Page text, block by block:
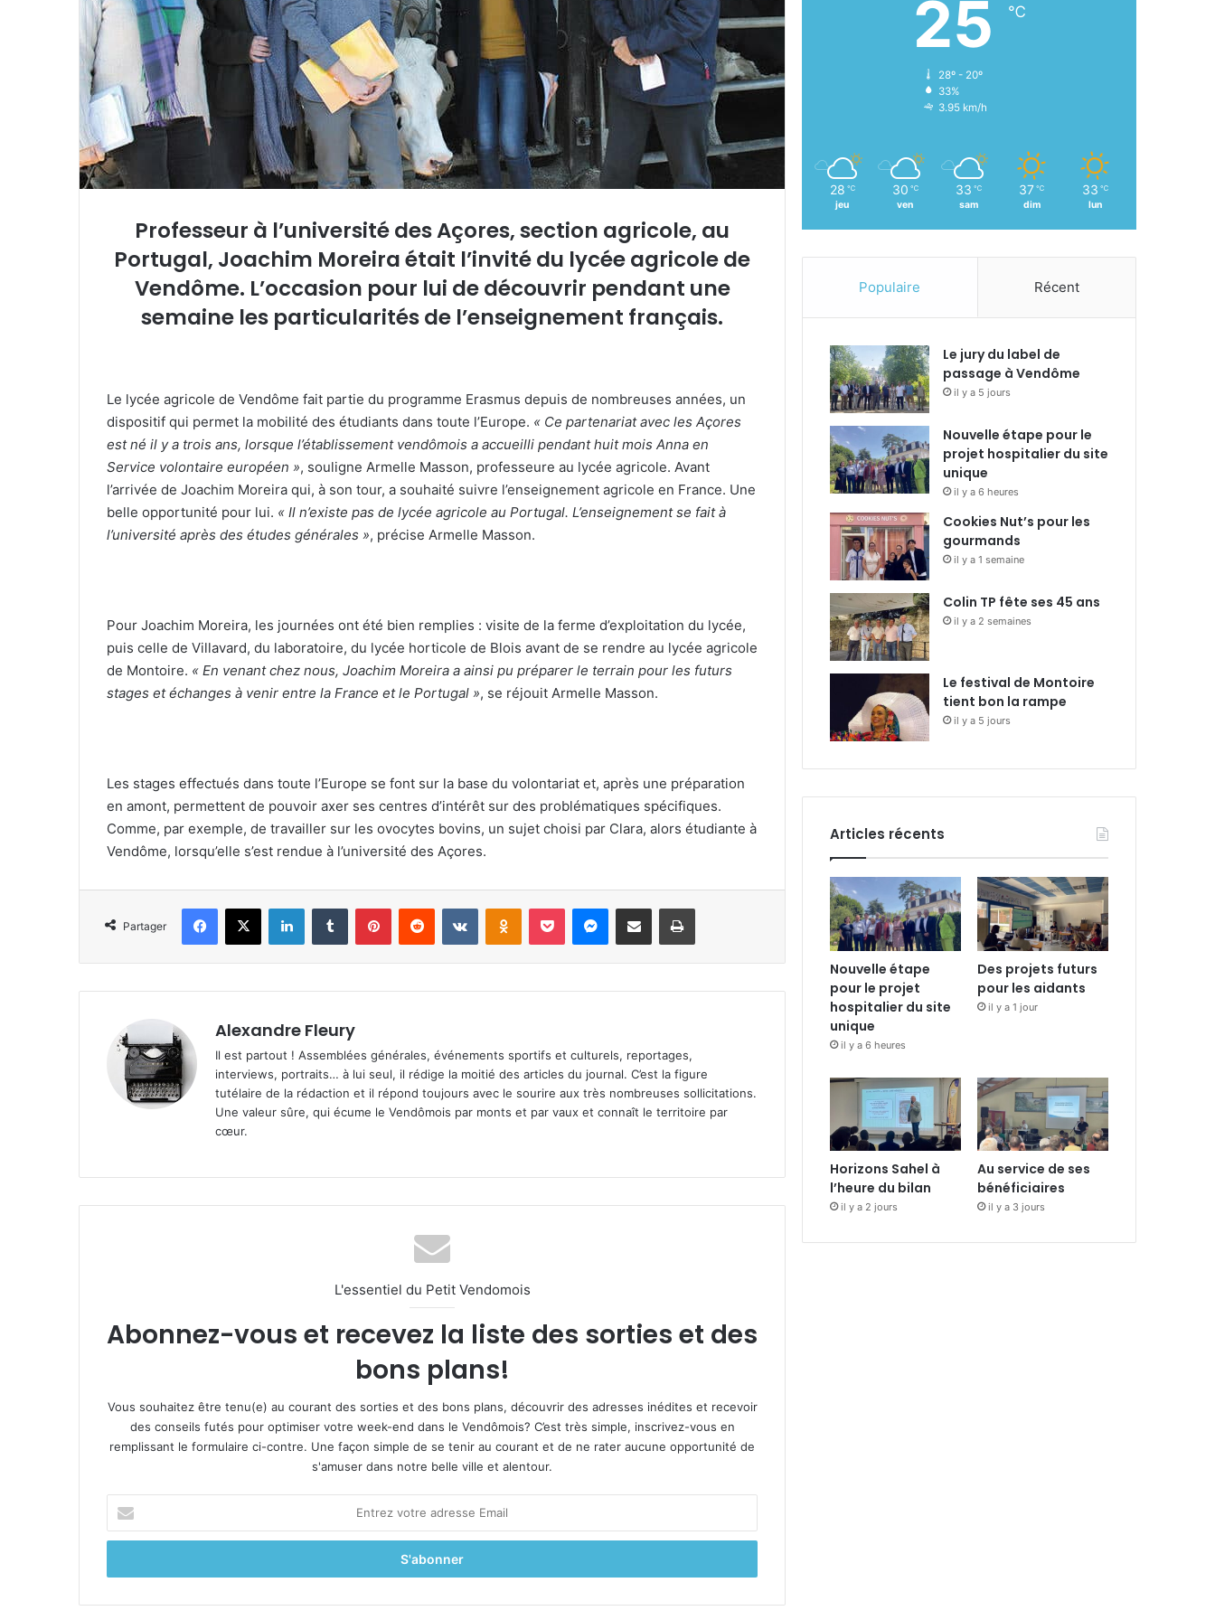
e
Professeur à l’université des Açores, section agricole, au
Portugal, Joachim Moreira était l’invité du lycée agricole de
Vendôme. L’occasion pour lui de découvrir pendant une
semaine les particularités de l’enseignement français.
Le lycée agricole de Vendôme fait partie du programme Erasmus depuis de nombreuses années, un
dispositif qui permet la mobilité des étudiants dans toute l’Europe. « Ce partenariat avec les Açores
est né il y a trois ans, lorsque l’établissement vendômois a accueilli pendant huit mois Anna en
Service volontaire européen », souligne Armelle Masson, professeure au lycée agricole. Avant
l’arrivée de Joachim Moreira qui, à son tour, a souhaité suivre l’enseignement agricole en France. Une
belle opportunité pour lui. « Il n’existe pas de lycée agricole au Portugal. L’enseignement se fait à
l’université après des études générales », précise Armelle Masson.
Pour Joachim Moreira, les journées ont été bien remplies : visite de la ferme d’exploitation du lycée,
puis celle de Villavard, du laboratoire, du lycée horticole de Blois avant de se rendre au lycée agricole
de Montoire. « En venant chez nous, Joachim Moreira a ainsi pu préparer le terrain pour les futurs
stages et échanges à venir entre la France et le Portugal », se réjouit Armelle Masson.
Les stages effectués dans toute l’Europe se font sur la base du volontariat et, après une préparation
en amont, permettent de pouvoir axer ses centres d’intérêt sur des problématiques spécifiques.
Comme, par exemple, de travailler sur les ovocytes bovins, un sujet choisi par Clara, alors étudiante à
Vendôme, lorsqu’elle s’est rendue à l’université des Açores.
Partager
Alexandre Fleury
Il est partout ! Assemblées générales, événements sportifs et culturels, reportages,
interviews, portraits… à lui seul, il rédige la moitié des articles du journal. C’est la figure
tutélaire de la rédaction et il répond toujours avec le sourire aux très nombreuses sollicitations.
Une valeur sûre, qui écume le Vendômois par monts et par vaux et connaît le territoire par
cœur.
L'essentiel du Petit Vendomois
Abonnez-vous et recevez la liste des sorties et des
bons plans!
Vous souhaitez être tenu(e) au courant des sorties et des bons plans, découvrir des adresses inédites et recevoir
des conseils futés pour optimiser votre week-end dans le Vendômois? C’est très simple, inscrivez-vous en
remplissant le formulaire ci-contre. Une façon simple de se tenir au courant et de ne rater aucune opportunité de
s'amuser dans notre belle ville et alentour.
t
e
25 ℃
28º - 20º
33%
3.95 km/h
28 ℃
jeu
30 ℃
ven
33 ℃
sam
37 ℃
dim
33 ℃
lun
Populaire Récent
Le jury du label de
passage à Vendôme
il y a 5 jours
Nouvelle étape pour le
projet hospitalier du site
unique
il y a 6 heures
Cookies Nut’s pour les
gourmands
il y a 1 semaine
Colin TP fête ses 45 ans
il y a 2 semaines
Le festival de Montoire
tient bon la rampe
il y a 5 jours
Articles récents
Nouvelle étape
pour le projet
hospitalier du site
unique
il y a 6 heures
Des projets futurs
pour les aidants
il y a 1 jour
Horizons Sahel à
l’heure du bilan
il y a 2 jours
Au service de ses
bénéficiaires
il y a 3 jours